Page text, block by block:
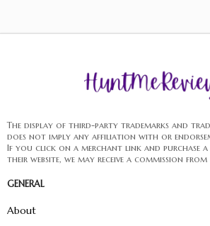
The display of third-party trademarks and
does not imply any affiliation with or
If you click on a merchant link and purchase
their website, we may receive a commission
GENERAL
About